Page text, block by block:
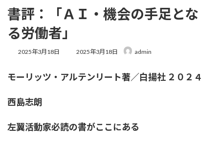
書評：「ＡＩ・機会の手足とな
る労働者」
2025年3月18日
最
新
2025年3月18日 admin
モーリッツ・アルテンリート著／白揚社 ２０２４
西島志朗
左翼活動家必読の書がここにある